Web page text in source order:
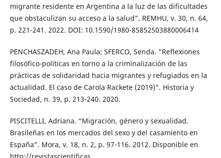
migrante residente en Argentina a la luz de las dificultades
que obstaculizan su acceso a la salud”. REMHU, v. 30, n. 64,
p. 221-241. 2022. DOI: 10.1590/1980-85852503880006414
PENCHASZADEH, Ana Paula; SFERCO, Senda. “Reflexiones
filosófico-políticas en torno a la criminalización de las
prácticas de solidaridad hacia migrantes y refugiados en la
actualidad. El caso de Carola Rackete (2019)”. Historia y
Sociedad, n. 39, p. 213-240. 2020.
PISCITELLI, Adriana. “Migración, género y sexualidad.
Brasileñas en los mercados del sexo y del casamiento en
España”. Mora, v. 18, n. 2, p. 97-116. 2012. Disponible en